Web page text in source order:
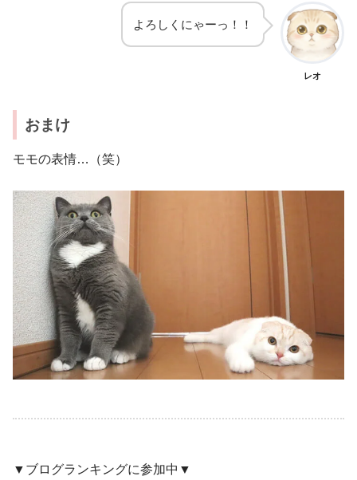
よろしくにゃーっ！！
レオ
おまけ
モモの表情…（笑）
▼ブログランキングに参加中▼